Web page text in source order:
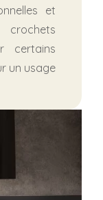
et
certains
un usage